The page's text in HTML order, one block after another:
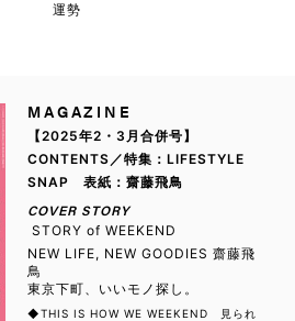
運勢
MAGAZINE
【2025年2・3月合併号】
CONTENTS／特集：LIFESTYLE
SNAP 表紙：齋藤飛鳥
COVER STORY
STORY of WEEKEND
NEW LIFE, NEW GOODIES 齋藤飛
鳥
東京下町、いいモノ探し。
◆THIS IS HOW WE WEEKEND 見られ